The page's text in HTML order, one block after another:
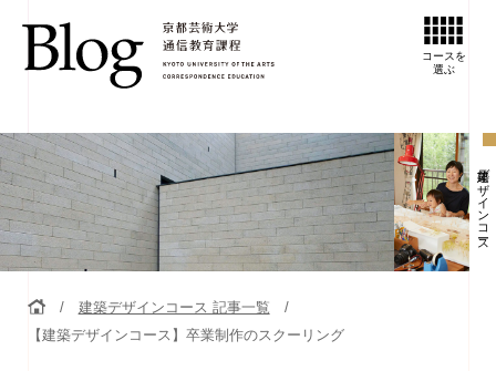
コースを
選ぶ
建築デザインコース
建築デザインコース 記事一覧
【建築デザインコース】卒業制作のスクーリング